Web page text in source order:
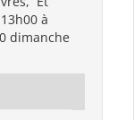
à
dimanche